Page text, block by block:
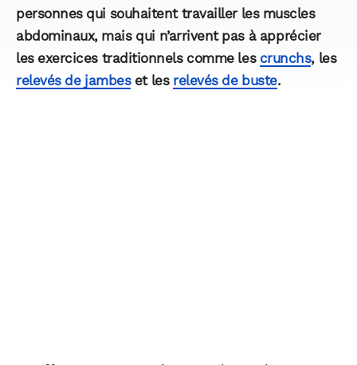
personnes qui souhaitent travailler les muscles
abdominaux, mais qui n’arrivent pas à apprécier
les exercices traditionnels comme les crunchs, les
relevés de jambeset les relevés de buste.